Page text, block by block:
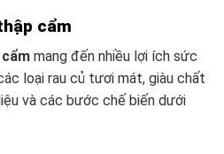
cẩm
mang đến nhiều lợi ích sức
loại rau củ tươi mát, giàu chất
và các bước chế biến dưới